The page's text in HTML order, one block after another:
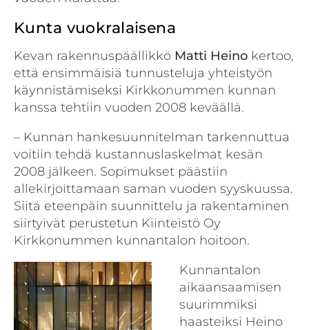
Kunta vuokralaisena
Kevan rakennuspäällikkö Matti Heino kertoo,
että ensimmäisiä tunnusteluja yhteistyön
käynnistämiseksi Kirkkonummen kunnan
kanssa tehtiin vuoden 2008 keväällä.
– Kunnan hankesuunnitelman tarkennuttua
voitiin tehdä kustannuslaskelmat kesän
2008 jälkeen. Sopimukset päästiin
allekirjoittamaan saman vuoden syyskuussa.
Siitä eteenpäin suunnittelu ja rakentaminen
siirtyivät perustetun Kiinteistö Oy
Kirkkonummen kunnantalon hoitoon.
Kunnantalon
aikaansaamisen
suurimmiksi
haasteiksi Heino